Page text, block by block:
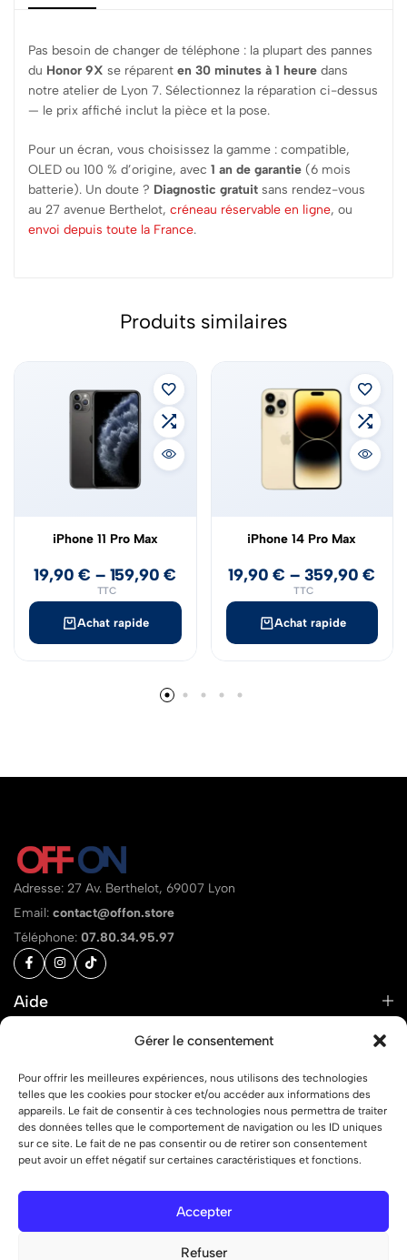
Gérer le consentement
Pour offrir les meilleures expériences, nous utilisons des technologies
telles que les cookies pour stocker et/ou accéder aux informations des
appareils. Le fait de consentir à ces technologies nous permettra de traiter
des données telles que le comportement de navigation ou les ID uniques
sur ce site. Le fait de ne pas consentir ou de retirer son consentement
peut avoir un effet négatif sur certaines caractéristiques et fonctions.
Accepter
Refuser
Pas besoin de changer de téléphone : la plupart des pannes
du Honor 9X se réparent en 30 minutes à 1 heure dans
notre atelier de Lyon 7. Sélectionnez la réparation ci-dessus
— le prix affiché inclut la pièce et la pose.
Pour un écran, vous choisissez la gamme : compatible,
OLED ou 100 % d’origine, avec 1 an de garantie (6 mois
batterie). Un doute ? Diagnostic gratuit sans rendez-vous
au 27 avenue Berthelot, créneau réservable en ligne, ou
envoi depuis toute la France.
Produits similaires
Achat rapide
iPhone 11 Pro Max
19,90€ – 159,90€
TTC
Achat rapide
iPhone 14 Pro Max
19,90€ – 359,90€
TTC
Adresse: 27 Av. Berthelot, 69007 Lyon
Email: contact@offon.store
Téléphone: 07.80.34.95.97
Aide
© 2026 OFF ON – Tous droits réservés.